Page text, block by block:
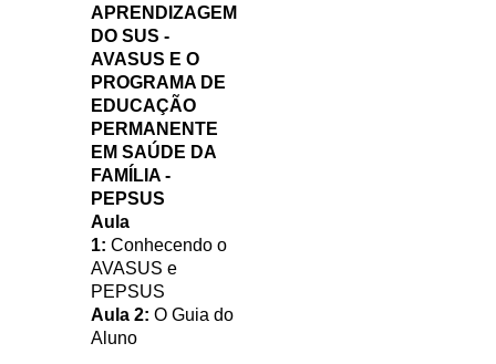
APRENDIZAGEM
DO SUS -
AVASUS E O
PROGRAMA DE
EDUCAÇÃO
PERMANENTE
EM SAÚDE DA
FAMÍLIA -
PEPSUS
Aula
1: Conhecendo o
AVASUS e
PEPSUS
Aula 2: O Guia do
Aluno